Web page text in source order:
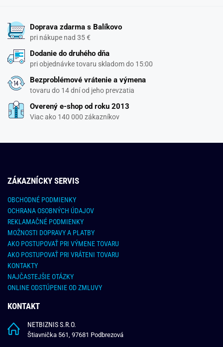
Doprava zdarma s Balíkovo
pri nákupe nad 35 €
Dodanie do druhého dňa
pri objednávke tovaru skladom do 15:00
Bezproblémové vrátenie a výmena
tovaru do 14 dní od jeho prevzatia
Overený e-shop od roku 2013
Viac ako 140 000 zákazníkov
ZÁKAZNÍCKY SERVIS
OBCHODNÉ PODMIENKY
OCHRANA OSOBNÝCH ÚDAJOV
REKLAMAČNÉ PODMIENKY
MOŽNOSTI DOPRAVY A PLATBY
AKO POSTUPOVAŤ PRI VÝMENE TOVARU
AKO POSTUPOVAŤ PRI VRÁTENI TOVARU
KONTAKTY
NAJČASTEJŠIE OTÁZKY
ONLINE ODSTÚPENIE OD ZMLUVY
KONTAKT
NETBIZNIS S.R.O.
Štiavnička 561, 97681 Podbrezová